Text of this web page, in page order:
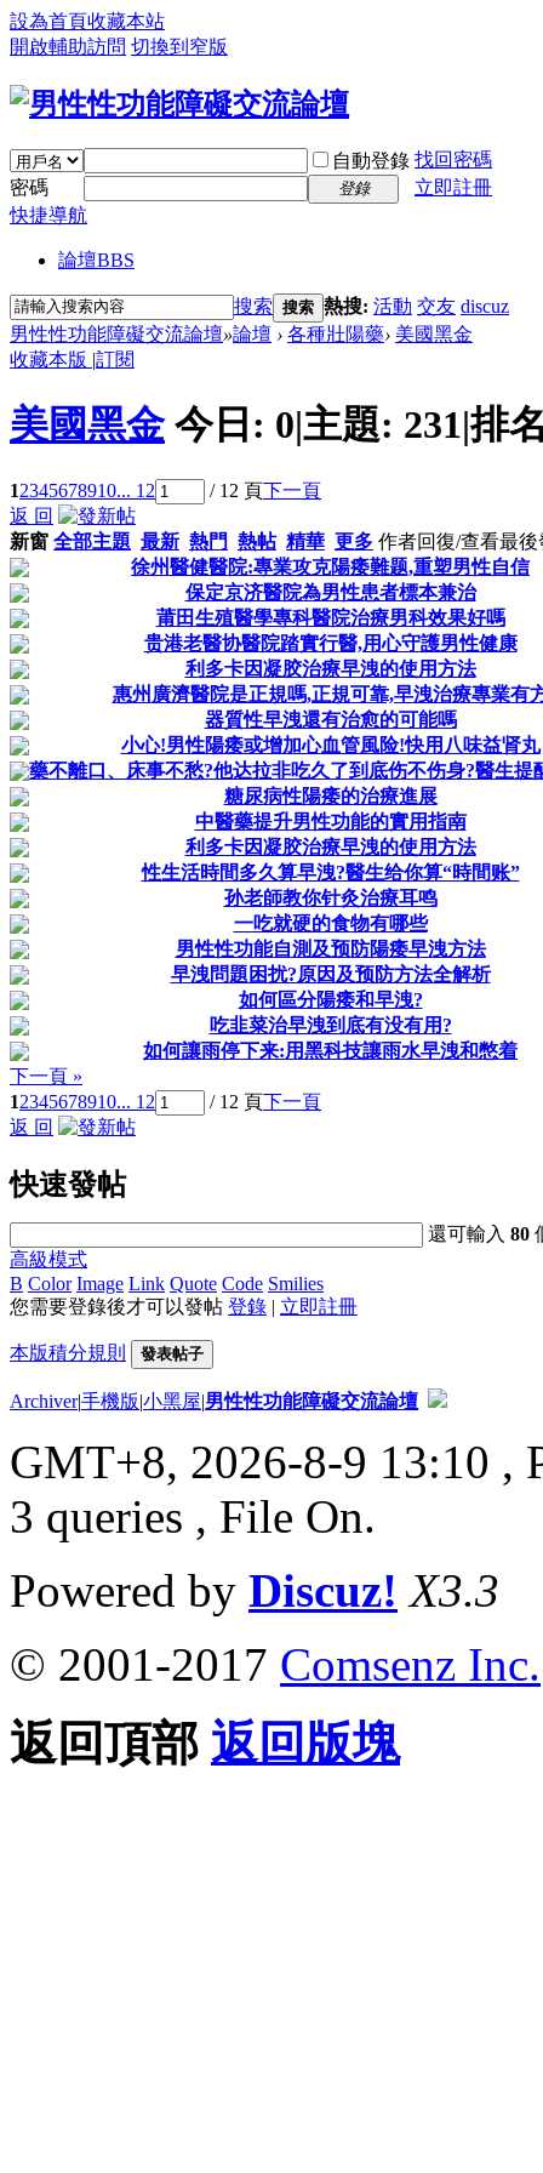
設為首頁收藏本站
開啟輔助訪問 切換到窄版
自動登錄 找回密碼
密碼
登錄
立即註冊
快捷導航
論壇BBS
搜索 搜索 熱搜: 活動 交友 discuz
男性性功能障礙交流論壇»論壇 › 各種壯陽藥› 美國黑金
收藏本版 |訂閱
美國黑金 今日: 0|主題: 231|排
12345678910... 12 / 12 頁下一頁
返 回
新窗 全部主題 最新 熱門 熱帖 精華 更多 作者回復/查看最後
徐州醫健醫院:專業攻克陽痿難题,重塑男性自信
保定京济醫院為男性患者標本兼治
莆田生殖醫學專科醫院治療男科效果好嗎
贵港老醫协醫院踏實行醫,用心守護男性健康
利多卡因凝胶治療早洩的使用方法
惠州廣濟醫院是正規嗎,正規可靠,早洩治療專業有
器質性早洩還有治愈的可能嗎
小心!男性陽痿或增加心血管風险!快用八味益肾丸
藥不離口、床事不愁?他达拉非吃久了到底伤不伤身?醫生提
糖尿病性陽痿的治療進展
中醫藥提升男性功能的實用指南
利多卡因凝胶治療早洩的使用方法
性生活時間多久算早洩?醫生给你算“時間账”
孙老師教你针灸治療耳鸣
一吃就硬的食物有哪些
男性性功能自測及预防陽痿早洩方法
早洩問題困扰?原因及预防方法全解析
如何區分陽痿和早洩?
吃韭菜治早洩到底有没有用?
如何讓雨停下来:用黑科技讓雨水早洩和憋着
下一頁 »
12345678910... 12 / 12 頁下一頁
返 回
快速發帖
還可輸入80
高級模式
B Color Image Link Quote Code Smilies
您需要登錄後才可以發帖 登錄 | 立即註冊
本版積分規則 發表帖子
Archiver|手機版|小黑屋|男性性功能障礙交流論壇
GMT+8, 2026-8-9 13:10 ,
3 queries , File On.
Powered by Discuz! X3.3
© 2001-2017 Comsenz Inc.
返回頂部 返回版塊